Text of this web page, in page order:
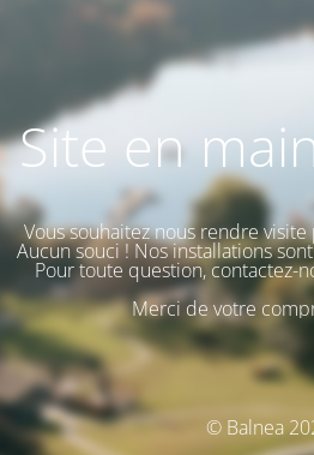
Site en
Vous souhaitez nous rendre
Aucun souci ! Nos installations
Pour toute question, contactez-
Merci de votre
© Balnea